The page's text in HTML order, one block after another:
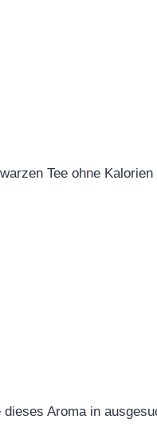
Tee ohne
Aroma in